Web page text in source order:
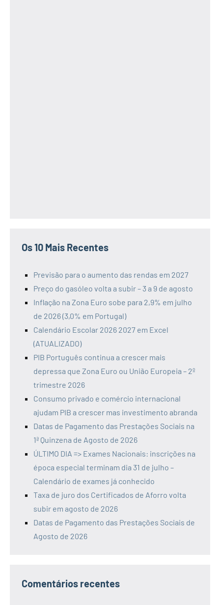
Os 10 Mais Recentes
Previsão para o aumento das rendas em 2027
Preço do gasóleo volta a subir – 3 a 9 de agosto
Inflação na Zona Euro sobe para 2,9% em julho
de 2026 (3,0% em Portugal)
Calendário Escolar 2026 2027 em Excel
(ATUALIZADO)
PIB Português continua a crescer mais
depressa que Zona Euro ou União Europeia – 2º
trimestre 2026
Consumo privado e comércio internacional
ajudam PIB a crescer mas investimento abranda
Datas de Pagamento das Prestações Sociais na
1ª Quinzena de Agosto de 2026
ÚLTIMO DIA => Exames Nacionais: inscrições na
época especial terminam dia 31 de julho –
Calendário de exames já conhecido
Taxa de juro dos Certificados de Aforro volta
subir em agosto de 2026
Datas de Pagamento das Prestações Sociais de
Agosto de 2026
Comentários recentes